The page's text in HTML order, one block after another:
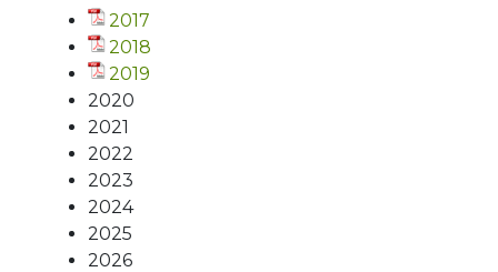
2017
2018
2019
2020
2021
2022
2023
2024
2025
2026